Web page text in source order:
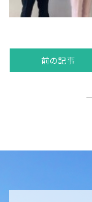
前の記事